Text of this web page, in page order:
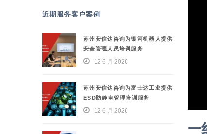
一
近期服务客户案例
苏州安信达咨询为银河机器人提供
安全管理人员培训服务
12 6 月 2026
苏州安信达咨询为富士达工业提供
ESD防静电管理培训服务
12 6 月 2026